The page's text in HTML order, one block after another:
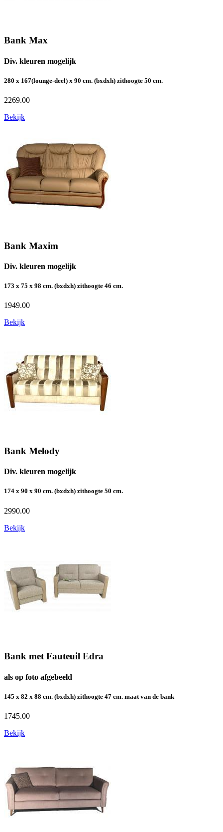
Bank Max
Div. kleuren mogelijk
280 x 167(lounge-deel) x 90 cm. (bxdxh) zithoogte 50 cm.
2269.00
Bekijk
Bank Maxim
Div. kleuren mogelijk
173 x 75 x 98 cm. (bxdxh) zithoogte 46 cm.
1949.00
Bekijk
Bank Melody
Div. kleuren mogelijk
174 x 90 x 90 cm. (bxdxh) zithoogte 50 cm.
2990.00
Bekijk
Bank met Fauteuil Edra
als op foto afgebeeld
145 x 82 x 88 cm. (bxdxh) zithoogte 47 cm. maat van de bank
1745.00
Bekijk